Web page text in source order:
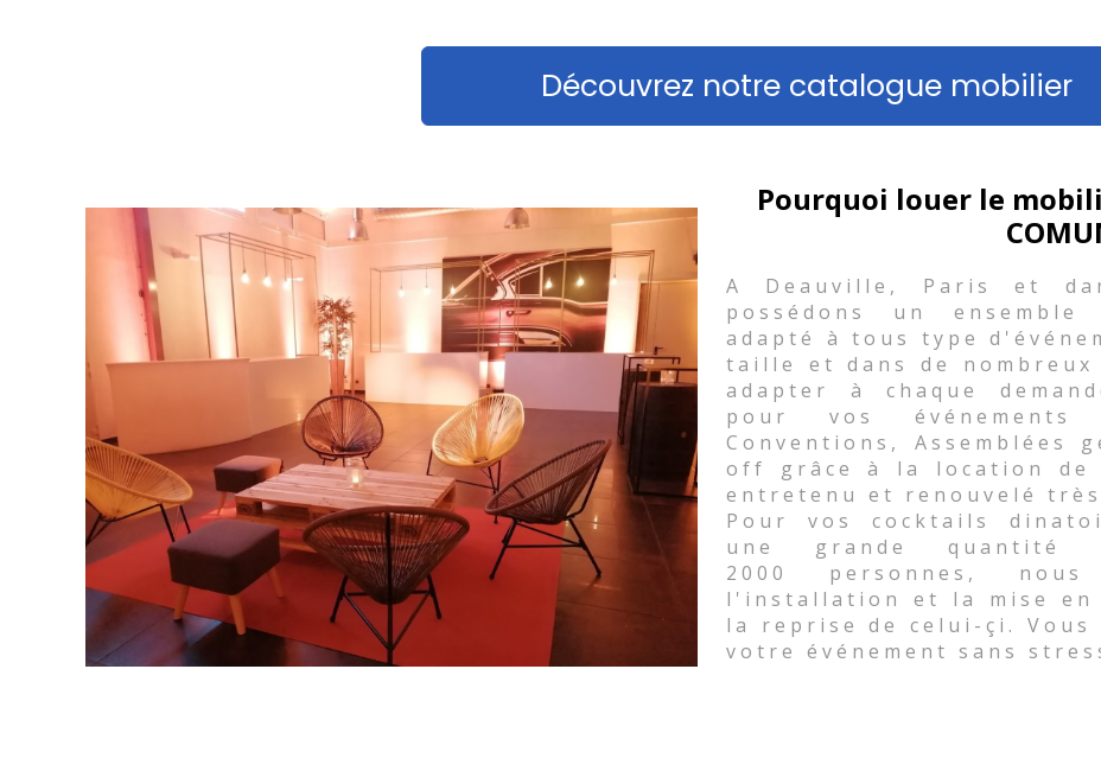
Découvrez notre catalogue mobilier
Pourquoi louer le
A Deauville, Paris et
possédons un
adapté à tous type
taille et dans de
adapter à chaque
pour vos événements
Conventions, Assemblées
off grâce à la location
entretenu et renouvelé
Pour vos cocktails
une grande
2000 personnes,
l'installation et la mise en
la reprise de celui-çi.
votre événement sans